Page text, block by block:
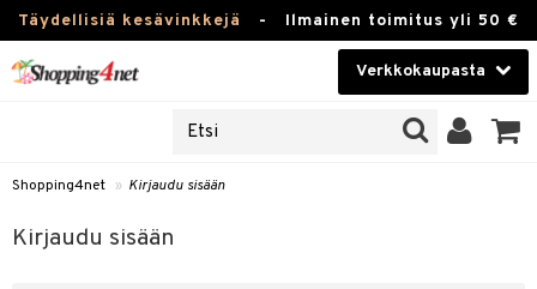
Täydellisiä kesävinkkejä - Ilmainen toimitus yli 50 €
Verkkokaupasta
Piilolinssit
Luontaistuotteet
Shopping4net » Kirjaudu sisään
Kirjaudu sisään
sisään